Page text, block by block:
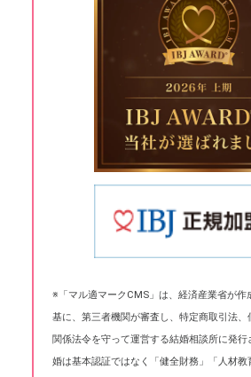
※「マル適マークCMS」は、経済産業省が作
基に、第三者機関が審査し、特定商取引法
関係法令を守って運営する結婚相談所に発行
婚は基本認証ではなく「健全財務」「人材